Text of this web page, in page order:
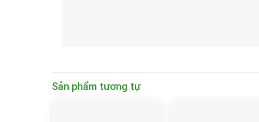
Sản phẩm tương tự